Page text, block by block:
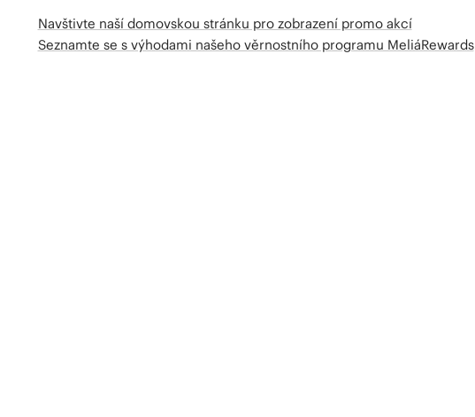
Navštivte naší domovskou stránku pro zobrazení promo akcí
Seznamte se s výhodami našeho věrnostního programu MeliáRewards